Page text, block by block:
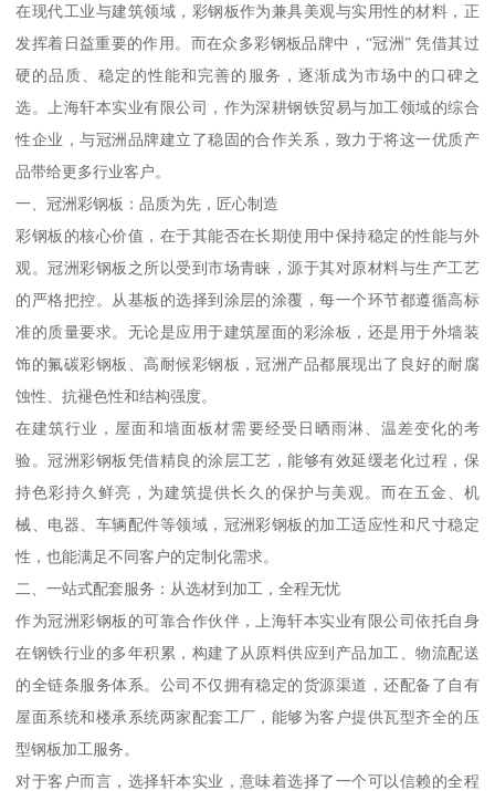
在现代工业与建筑领域，彩钢板作为兼具美观与实用性的材料，正
发挥着日益重要的作用。而在众多彩钢板品牌中，“冠洲” 凭借其过
硬的品质、稳定的性能和完善的服务，逐渐成为市场中的口碑之
选。上海轩本实业有限公司，作为深耕钢铁贸易与加工领域的综合
性企业，与冠洲品牌建立了稳固的合作关系，致力于将这一优质产
品带给更多行业客户。
一、冠洲彩钢板：品质为先，匠心制造
彩钢板的核心价值，在于其能否在长期使用中保持稳定的性能与外
观。冠洲彩钢板之所以受到市场青睐，源于其对原材料与生产工艺
的严格把控。从基板的选择到涂层的涂覆，每一个环节都遵循高标
准的质量要求。无论是应用于建筑屋面的彩涂板，还是用于外墙装
饰的氟碳彩钢板、高耐候彩钢板，冠洲产品都展现出了良好的耐腐
蚀性、抗褪色性和结构强度。
在建筑行业，屋面和墙面板材需要经受日晒雨淋、温差变化的考
验。冠洲彩钢板凭借精良的涂层工艺，能够有效延缓老化过程，保
持色彩持久鲜亮，为建筑提供长久的保护与美观。而在五金、机
械、电器、车辆配件等领域，冠洲彩钢板的加工适应性和尺寸稳定
性，也能满足不同客户的定制化需求。
二、一站式配套服务：从选材到加工，全程无忧
作为冠洲彩钢板的可靠合作伙伴，上海轩本实业有限公司依托自身
在钢铁行业的多年积累，构建了从原料供应到产品加工、物流配送
的全链条服务体系。公司不仅拥有稳定的货源渠道，还配备了自有
屋面系统和楼承系统两家配套工厂，能够为客户提供瓦型齐全的压
型钢板加工服务。
对于客户而言，选择轩本实业，意味着选择了一个可以信赖的全程